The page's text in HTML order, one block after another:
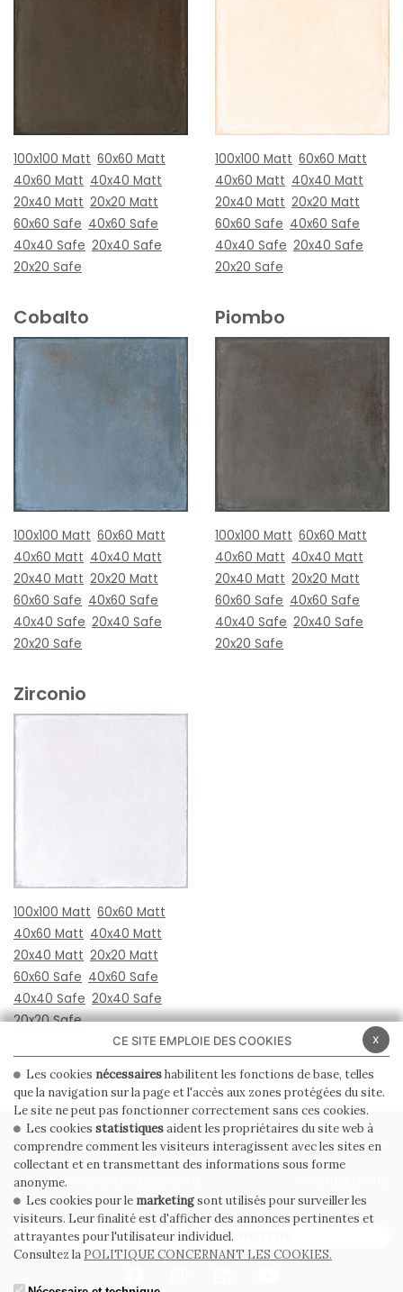
100x100 Matt 60x60 Matt
40x60 Matt 40x40 Matt
20x40 Matt 20x20 Matt
60x60 Safe 40x60 Safe
40x40 Safe 20x40 Safe
20x20 Safe
100x100 Matt 60x60 Matt
40x60 Matt 40x40 Matt
20x40 Matt 20x20 Matt
60x60 Safe 40x60 Safe
40x40 Safe 20x40 Safe
20x20 Safe
Cobalto
100x100 Matt 60x60 Matt
40x60 Matt 40x40 Matt
20x40 Matt 20x20 Matt
60x60 Safe 40x60 Safe
40x40 Safe 20x40 Safe
20x20 Safe
Piombo
100x100 Matt 60x60 Matt
40x60 Matt 40x40 Matt
20x40 Matt 20x20 Matt
60x60 Safe 40x60 Safe
40x40 Safe 20x40 Safe
20x20 Safe
Zirconio
100x100 Matt 60x60 Matt
40x60 Matt 40x40 Matt
20x40 Matt 20x20 Matt
60x60 Safe 40x60 Safe
40x40 Safe 20x40 Safe
20x20 Safe
PRIVACY POLICY COOKIE POLICY
CONDITIONS GÉNÉRALES DE VENTE
ABONNEZ-VOUS À LA NEWSLETTER
x
CE SITE EMPLOIE DES COOKIES
Les cookies nécessaireshabilitent les fonctions de base, telles
que la navigation sur la page et l'accès aux zones protégées du site.
Le site ne peut pas fonctionner correctement sans ces cookies.
Les cookies statistiquesaident les propriétaires du site web à
comprendre comment les visiteurs interagissent avec les sites en
collectant et en transmettant des informations sous forme
anonyme.
Les cookies pour le marketingsont utilisés pour surveiller les
visiteurs. Leur finalité est d'afficher des annonces pertinentes et
attrayantes pour l'utilisateur individuel.
Consultez la POLITIQUE CONCERNANT LES COOKIES.